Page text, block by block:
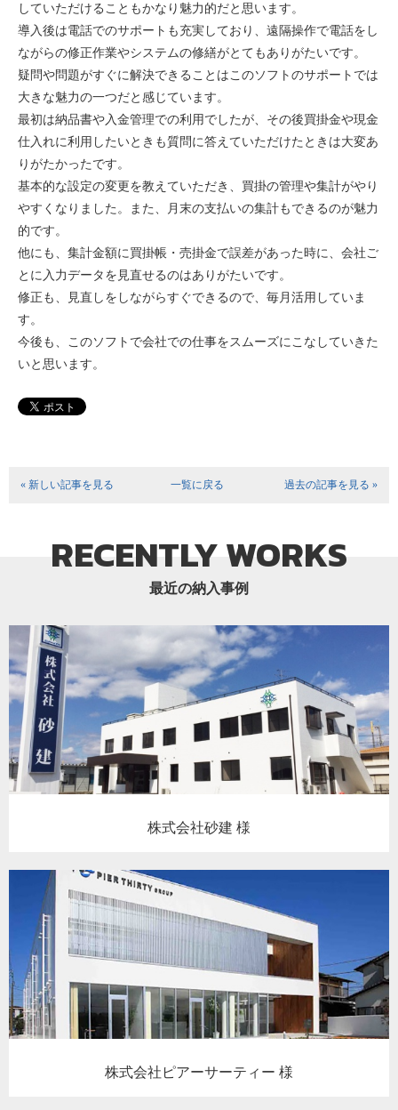
していただけることもかなり魅力的だと思います。
導入後は電話でのサポートも充実しており、遠隔操作で電話をし
ながらの修正作業やシステムの修繕がとてもありがたいです。
疑問や問題がすぐに解決できることはこのソフトのサポートでは
大きな魅力の一つだと感じています。
最初は納品書や入金管理での利用でしたが、その後買掛金や現金
仕入れに利用したいときも質問に答えていただけたときは大変あ
りがたかったです。
基本的な設定の変更を教えていただき、買掛の管理や集計がやり
やすくなりました。また、月末の支払いの集計もできるのが魅力
的です。
他にも、集計金額に買掛帳・売掛金で誤差があった時に、会社ご
とに入力データを見直せるのはありがたいです。
修正も、見直しをしながらすぐできるので、毎月活用していま
す。
今後も、このソフトで会社での仕事をスムーズにこなしていきた
いと思います。
« 新しい記事を見る 一覧に戻る 過去の記事を見る »
RECENTLY WORKS
最近の納入事例
株式会社砂建 様
株式会社ピアーサーティー 様